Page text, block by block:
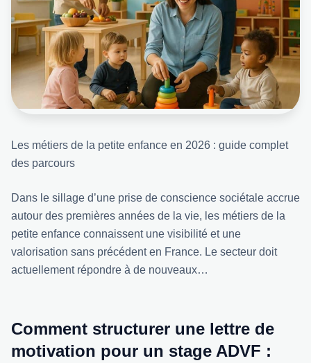
Les métiers de la petite enfance en 2026 : guide complet
des parcours
Dans le sillage d’une prise de conscience sociétale accrue
autour des premières années de la vie, les métiers de la
petite enfance connaissent une visibilité et une
valorisation sans précédent en France. Le secteur doit
actuellement répondre à de nouveaux…
Comment structurer une lettre de
motivation pour un stage ADVF :